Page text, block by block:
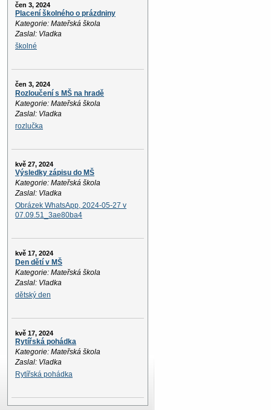
čen 3, 2024
Placení školného o prázdniny
Kategorie: Mateřská škola
Zaslal: Vladka
školné
čen 3, 2024
Rozloučení s MŠ na hradě
Kategorie: Mateřská škola
Zaslal: Vladka
rozlučka
kvě 27, 2024
Výsledky zápisu do MŠ
Kategorie: Mateřská škola
Zaslal: Vladka
Obrázek WhatsApp, 2024-05-27 v
07.09.51_3ae80ba4
kvě 17, 2024
Den dětí v MŠ
Kategorie: Mateřská škola
Zaslal: Vladka
dětský den
kvě 17, 2024
Rytířská pohádka
Kategorie: Mateřská škola
Zaslal: Vladka
Rytířská pohádka